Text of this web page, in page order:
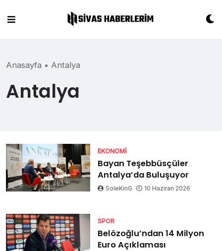
content
Anasayfa • Antalya
Antalya
EKONOMI
Bayan Teşebbüsçüler
Antalya’da Buluşuyor
SoleKinG 10 Haziran 2026
SPOR
Belözoğlu’ndan 14 Milyon
Euro Açıklaması